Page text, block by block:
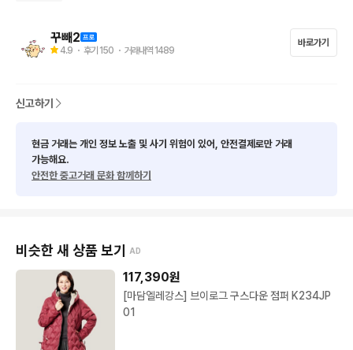
★직거래 X 착샷 X 할인 X 교환 X 환불 X
자가 있을 수 있음 예민하신분들은 피해주세요
꾸빼2
4.9 ・ 후기 150 ・ 거래내역 1489
바로가기
신고하기
현금 거래는 개인 정보 노출 및 사기 위험이 있어, 안전결제로만 거래
가능해요.
안전한 중고거래 문화 함께하기
비슷한 새 상품 보기 AD
117,390원
[마담엘레강스] 브이로그 구스다운 점퍼 K234JP
01